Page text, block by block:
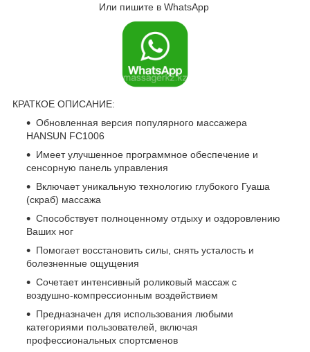
Или пишите в WhatsApp
КРАТКОЕ ОПИСАНИЕ:
Обновленная версия популярного массажера
HANSUN FC1006
Имеет улучшенное программное обеспечение и
сенсорную панель управления
Включает уникальную технологию глубокого Гуаша
(скраб) массажа
Способствует полноценному отдыху и оздоровлению
Ваших ног
Помогает восстановить силы, снять усталость и
болезненные ощущения
Сочетает интенсивный роликовый массаж с
воздушно-компрессионным воздействием
Предназначен для использования любыми
категориями пользователей, включая
профессиональных спортсменов